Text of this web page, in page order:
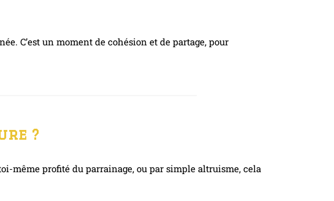
C’est un moment de cohésion et de partage, pour
?
même profité du parrainage, ou par simple altruisme, cela